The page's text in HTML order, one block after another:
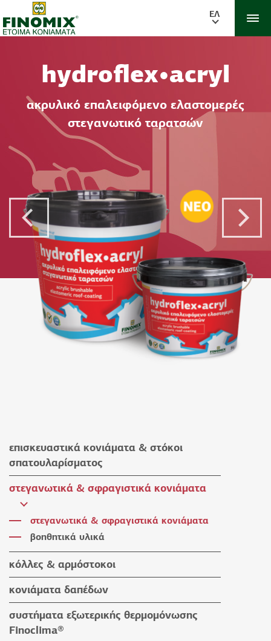
ΕΛ
hydroflex•acryl
ακρυλικό επαλειφόμενο ελαστομερές
στεγανωτικό ταρατσών
Previous Post
επισκευαστικά κονιάματα & στόκοι
σπατουλαρίσματος
επισκευαστικά κονιάματα
στόκοι σπατουλαρίσματος
στεγανωτικά & σφραγιστικά κονιάματα
στεγανωτικά & σφραγιστικά κονιάματα
βοηθητικά υλικά
κόλλες & αρμόστοκοι
κόλλες πλακιδίων
κόλλες ειδικών εφαρμογών
αρμόστοκοι & καθαριστικά
βοηθητικά υλικά
κονιάματα δαπέδων
κονιάματα δαπέδων
βοηθητικά υλικά
συστήματα εξωτερικής θερμομόνωσης
Finoclima®